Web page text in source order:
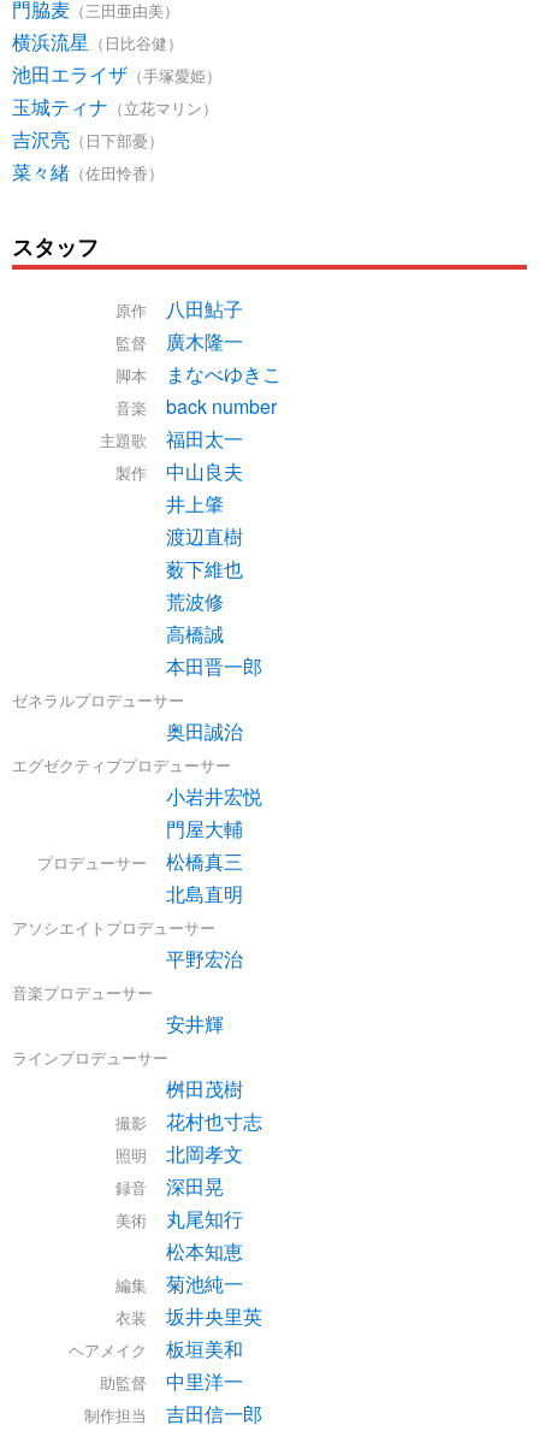
門脇麦 （三田亜由美）
横浜流星 （日比谷健）
池田エライザ （手塚愛姫）
玉城ティナ （立花マリン）
吉沢亮 （日下部憂）
菜々緒 （佐田怜香）
スタッフ
原作 八田鮎子
監督 廣木隆一
脚本 まなべゆきこ
音楽 back number
主題歌 福田太一
製作
中山良夫
井上肇
渡辺直樹
薮下維也
荒波修
高橋誠
本田晋一郎
ゼネラルプロデューサー
奥田誠治
エグゼクティブプロデューサー
小岩井宏悦
門屋大輔
プロデューサー
松橋真三
北島直明
アソシエイトプロデューサー
平野宏治
音楽プロデューサー
安井輝
ラインプロデューサー
桝田茂樹
撮影 花村也寸志
照明 北岡孝文
録音 深田晃
美術
丸尾知行
松本知恵
編集 菊池純一
衣装 坂井央里英
ヘアメイク 板垣美和
助監督 中里洋一
制作担当
吉田信一郎